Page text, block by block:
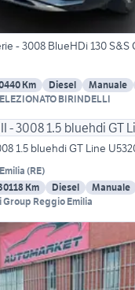
- 3008 BlueHDi 130 S&S
Km Diesel Manuale
BIRINDELLI
1.5 bluehdi GT Line
(RE)
Km Diesel Manuale
Group Reggio Emilia